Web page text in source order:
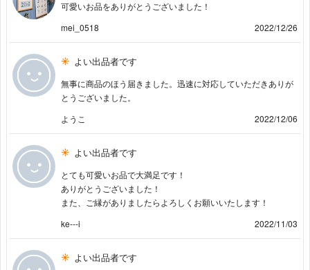
可愛いお品をありがとうございました！
mei_0518
2022/12/26
よい出品者です
無事に商品のほう届きました。迅速に対応していただきありが
とうございました。
ようこ
2022/12/06
よい出品者です
とても可愛いお品で大満足です！
ありがとうございました！
また、ご縁がありましたらよろしくお願いいたします！
ke---i
2022/11/03
よい出品者です